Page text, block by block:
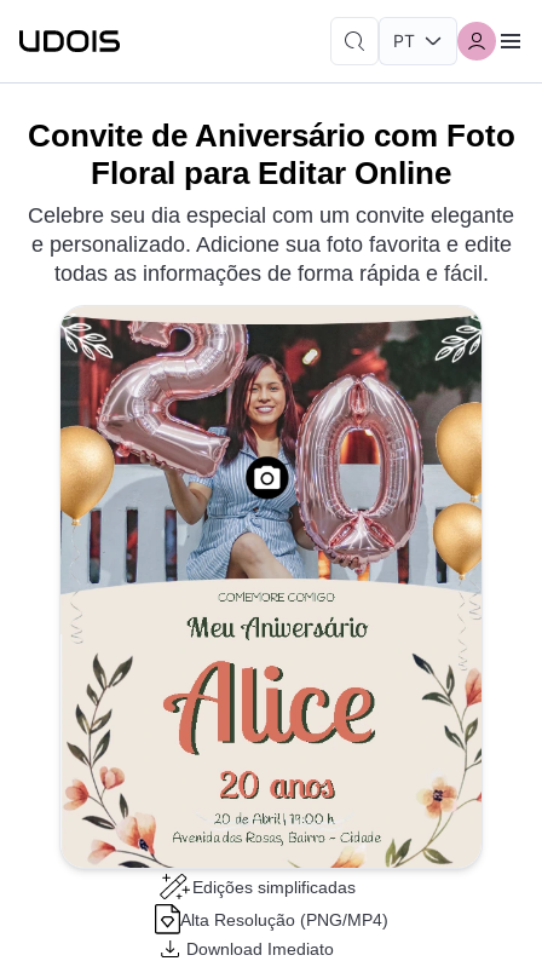
Convite de Aniversário com Foto
Floral para Editar Online
Celebre seu dia especial com um convite elegante
e personalizado. Adicione sua foto favorita e edite
todas as informações de forma rápida e fácil.
Edições simplificadas
Alta Resolução (PNG/MP4)
Download Imediato